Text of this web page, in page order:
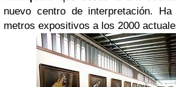
nuevo centro de interpretación.
metros expositivos a los 2000